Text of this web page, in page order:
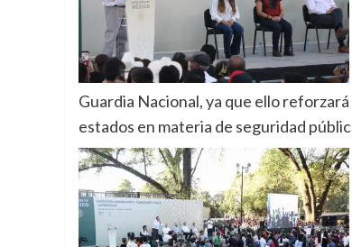
Guardia Nacional, ya que ello
estados en materia de seguridad